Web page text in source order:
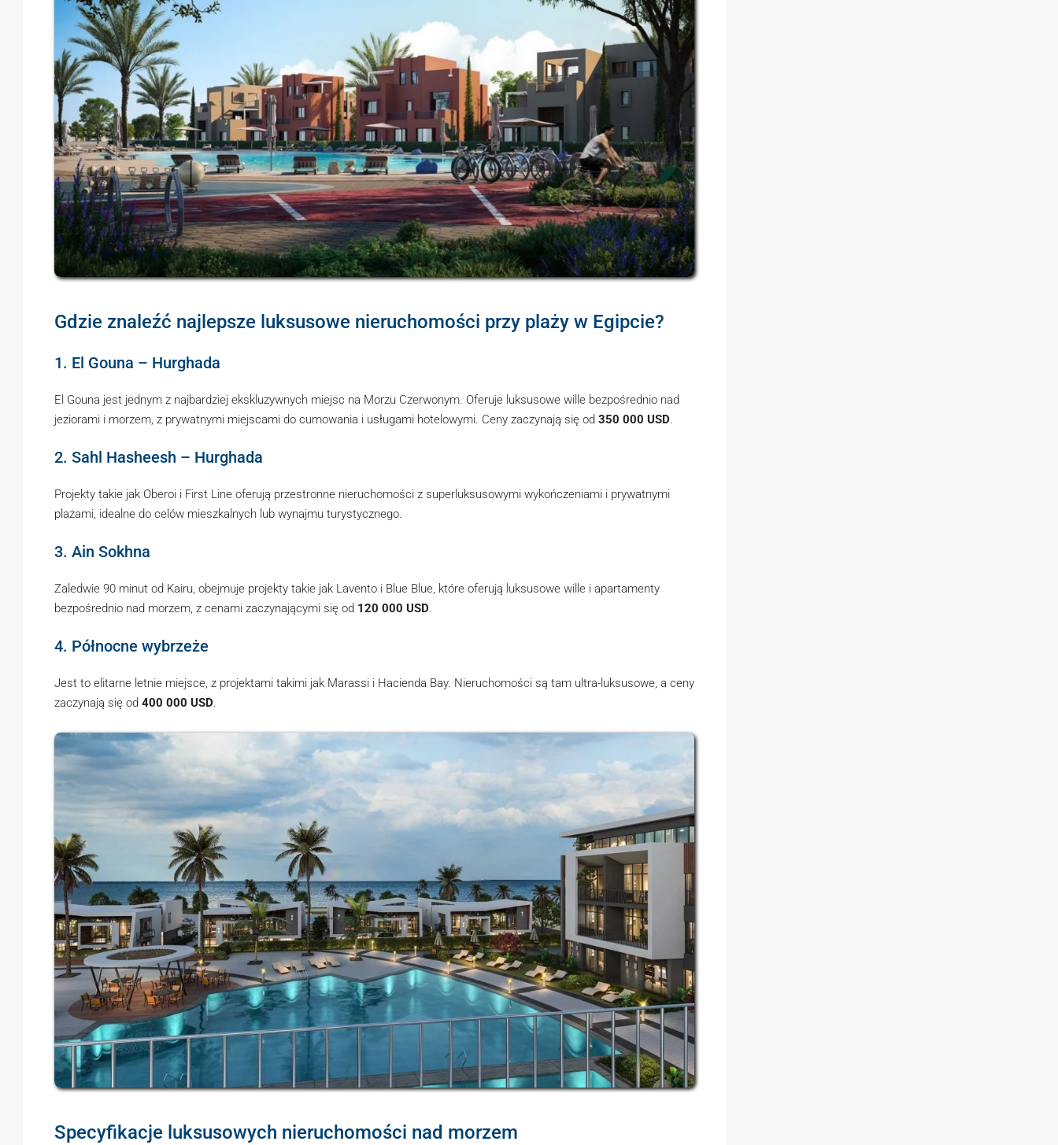
Gdzie znaleźć najlepsze luksusowe nieruchomości przy plaży w Egipcie?
1. El Gouna – Hurghada
El Gouna jest jednym z najbardziej ekskluzywnych miejsc na Morzu Czerwonym. Oferuje luksusowe wille bezpośrednio nad
jeziorami i morzem, z prywatnymi miejscami do cumowania i usługami hotelowymi. Ceny zaczynają się od 350 000 USD.
2. Sahl Hasheesh – Hurghada
Projekty takie jak Oberoi i First Line oferują przestronne nieruchomości z superluksusowymi wykończeniami i prywatnymi
plażami, idealne do celów mieszkalnych lub wynajmu turystycznego.
3. Ain Sokhna
Zaledwie 90 minut od Kairu, obejmuje projekty takie jak Lavento i Blue Blue, które oferują luksusowe wille i apartamenty
bezpośrednio nad morzem, z cenami zaczynającymi się od 120 000 USD.
4. Północne wybrzeże
Jest to elitarne letnie miejsce, z projektami takimi jak Marassi i Hacienda Bay. Nieruchomości są tam ultra-luksusowe, a ceny
zaczynają się od 400 000 USD.
Specyfikacje luksusowych nieruchomości nad morzem